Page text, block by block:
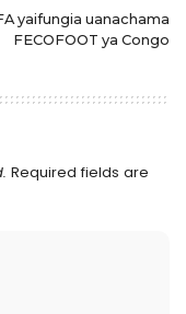
yaifungia uanachama
FECOFOOT ya Congo
Required fields are